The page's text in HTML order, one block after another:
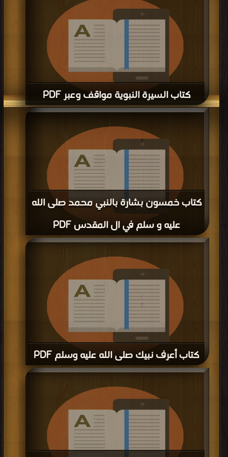
كتاب السيرة النبوية مواقف وعبر PDF
قراءة و تحميل كتاب كتاب السيرة النبوية مواقف وعبر PDF مجانا | مكتبة >
كتب في
مجاني| التحميل : مرة/مرات
كتاب خمسون بشارة بالنبي محمد صلى الله
عليه و سلم في ال المقدس PDF
قراءة و تحميل كتاب كتاب خمسون بشارة بالنبي محمد صلى الله عليه و سلم في ال
كتب في اكبر منتدى
كتاب أعرف نبيك صلى الله عليه وسلم PDF
قراءة و تحميل كتاب كتاب أعرف نبيك صلى الله عليه وسلم PDF مجانا | مكتبة >
كتب
في تنزيل مباشر| التحميل : مرة/مرات